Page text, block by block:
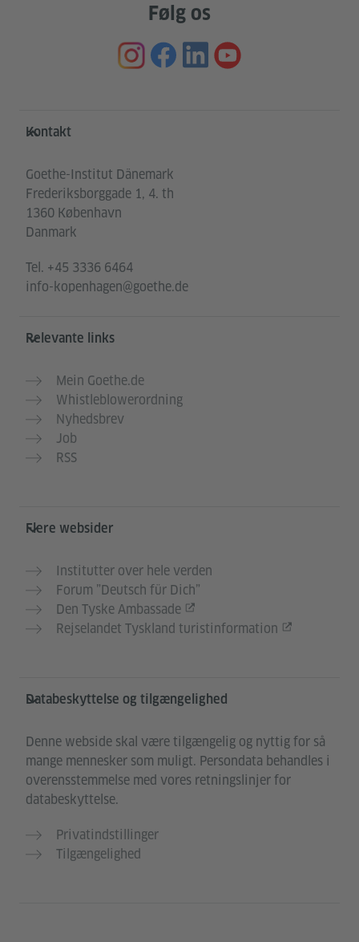
Følg os
Service- und Informationsbereich
Kontakt
Goethe-Institut Dänemark
Frederiksborggade 1, 4. th
1360 København
Danmark
Tel. +45 3336 6464
info-kopenhagen@goethe.de
Relevante links
Mein Goethe.de
Whistleblowerordning
Nyhedsbrev
Job
RSS
Flere websider
Institutter over hele verden
Forum ”Deutsch für Dich”
Den Tyske Ambassade
Rejselandet Tyskland turistinformation
Databeskyttelse og tilgængelighed
Denne webside skal være tilgængelig og nyttig for så
mange mennesker som muligt. Persondata behandles i
overensstemmelse med vores retningslinjer for
databeskyttelse.
Privatindstillinger
Tilgængelighed